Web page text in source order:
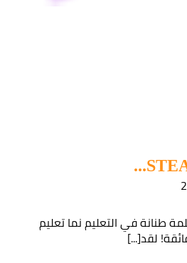
طنانة في التعليم نما تعليم